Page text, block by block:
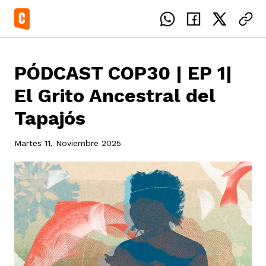
PÓDCAST COP30 | EP 1|
El Grito Ancestral del
Tapajós
Martes 11, Noviembre 2025
país
del Caguán
del Cesar
étnicos